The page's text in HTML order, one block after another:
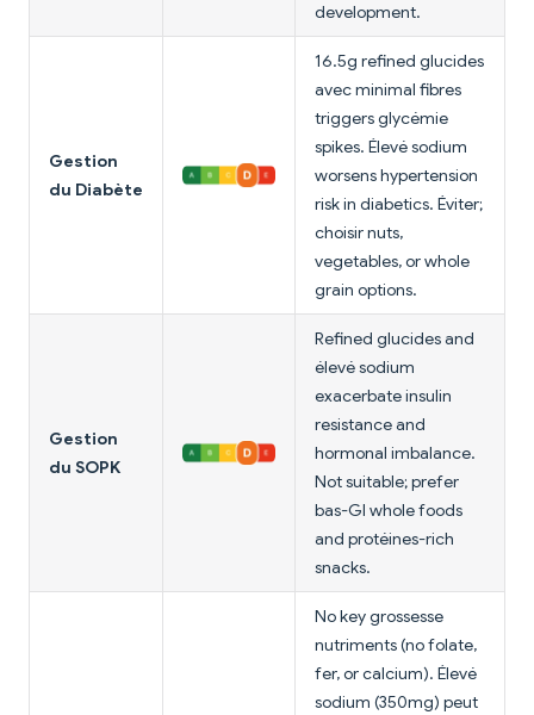
development.
Gestion
du Diabète
16.5g refined glucides
avec minimal fibres
triggers glycémie
spikes. Élevé sodium
worsens hypertension
risk in diabetics. Éviter;
choisir nuts,
vegetables, or whole
grain options.
Gestion
du SOPK
Refined glucides and
élevé sodium
exacerbate insulin
resistance and
hormonal imbalance.
Not suitable; prefer
bas-GI whole foods
and protéines-rich
snacks.
No key grossesse
nutriments (no folate,
fer, or calcium). Élevé
sodium (350mg) peut